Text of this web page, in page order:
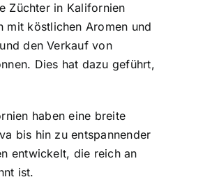
Züchter in Kalifornien
mit köstlichen Aromen und
den Verkauf von
Dies hat dazu geführt,
haben eine breite
bis hin zu entspannender
entwickelt, die reich an
ist.